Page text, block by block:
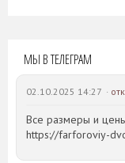
МЫ В ТЕЛЕГРАМ
02.10.2025 14:27 ·
Все размеры и
https://farforoviy-